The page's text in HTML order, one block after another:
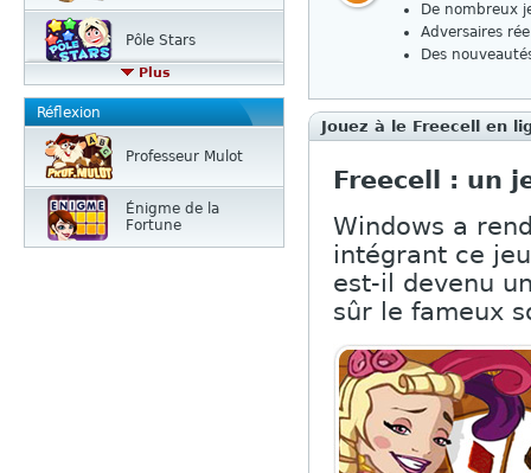
Pôle Stars
Plus
Réflexion
Professeur Mulot
Énigme de la
Fortune
De nombreux
Adversaires
Des
Jouez à le Freecell en
Freecell : un
Windows a
intégrant ce
est-il devenu
sûr le fameux